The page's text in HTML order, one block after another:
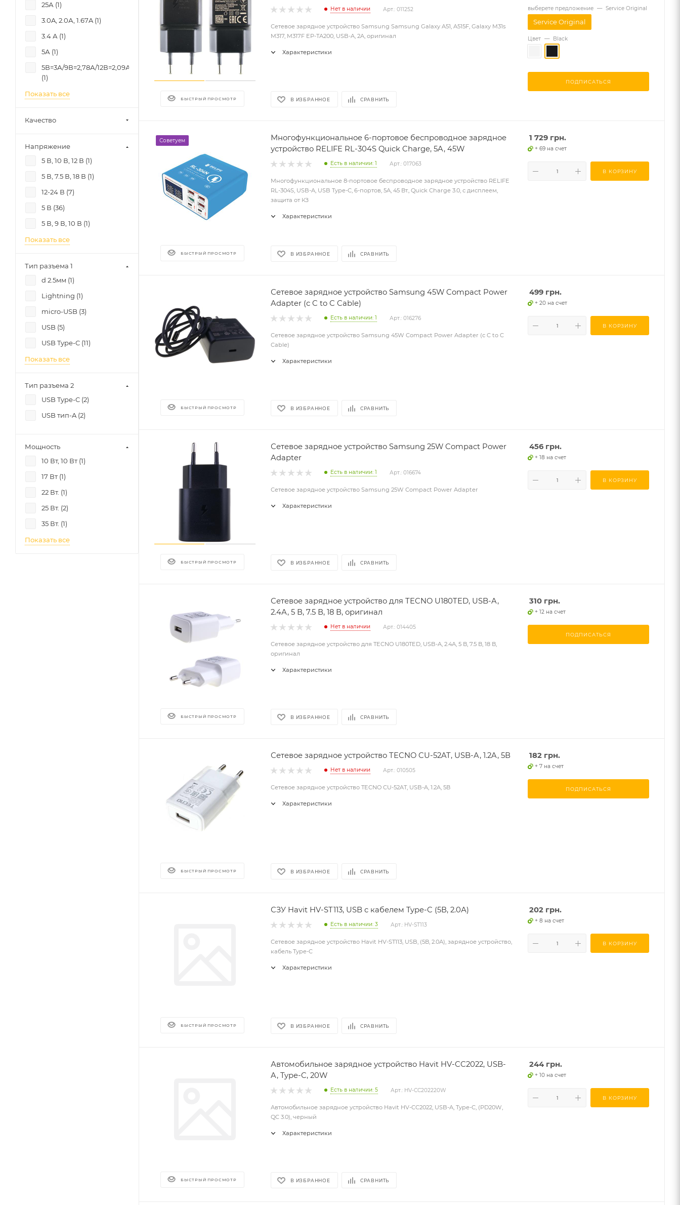
БЫСТРЫЙ ПРОСМОТР
Нет в наличии Арт.: 011252
Сетевое зарядное устройство Samsung Samsung Galaxy A51, A515F, Galaxy M31s
M317, M317F EP-TA200, USB-A, 2A, оригинал
Характеристики
В ИЗБРАННОЕ СРАВНИТЬ
выберете предложение — Service Original
Service Original
Цвет — Black
ПОДПИСАТЬСЯ
Советуем
БЫСТРЫЙ ПРОСМОТР
Многофункциональное 6-портовое беспроводное зарядное
устройство RELIFE RL-304S Quick Charge, 5A, 45W
Есть в наличии: 1 Арт.: 017063
Многофункциональное 8-портовое беспроводное зарядное устройство RELIFE
RL-304S, USB-A, USB Type-C, 6-портов, 5А, 45 Вт., Quick Charge 3.0, с дисплеем,
защита от КЗ
Характеристики
В ИЗБРАННОЕ СРАВНИТЬ
1 729 грн.
+ 69 на счет
В КОРЗИНУ
БЫСТРЫЙ ПРОСМОТР
Сетевое зарядное устройство Samsung 45W Compact Power
Adapter (с C to C Cable)
Есть в наличии: 1 Арт.: 016276
Сетевое зарядное устройство Samsung 45W Compact Power Adapter (с C to C
Cable)
Характеристики
В ИЗБРАННОЕ СРАВНИТЬ
499 грн.
+ 20 на счет
В КОРЗИНУ
БЫСТРЫЙ ПРОСМОТР
Сетевое зарядное устройство Samsung 25W Compact Power
Adapter
Есть в наличии: 1 Арт.: 016674
Сетевое зарядное устройство Samsung 25W Compact Power Adapter
Характеристики
В ИЗБРАННОЕ СРАВНИТЬ
456 грн.
+ 18 на счет
В КОРЗИНУ
БЫСТРЫЙ ПРОСМОТР
Сетевое зарядное устройство для TECNO U180TED, USB-A,
2.4А, 5 В, 7.5 В, 18 В, оригинал
Нет в наличии Арт.: 014405
Сетевое зарядное устройство для TECNO U180TED, USB-A, 2.4А, 5 В, 7.5 В, 18 В,
оригинал
Характеристики
В ИЗБРАННОЕ СРАВНИТЬ
310 грн.
+ 12 на счет
ПОДПИСАТЬСЯ
БЫСТРЫЙ ПРОСМОТР
Сетевое зарядное устройство TECNO CU-52AT, USB-A, 1.2A, 5В
Нет в наличии Арт.: 010505
Сетевое зарядное устройство TECNO CU-52AT, USB-A, 1.2A, 5В
Характеристики
В ИЗБРАННОЕ СРАВНИТЬ
182 грн.
+ 7 на счет
ПОДПИСАТЬСЯ
БЫСТРЫЙ ПРОСМОТР
СЗУ Havit HV-ST113, USB с кабелем Type-C (5В, 2.0А)
Есть в наличии: 3 Арт.: HV-ST113
Сетевое зарядное устройство Havit HV-ST113, USB, (5В, 2.0А), зарядное устройство,
кабель Type-C
Характеристики
В ИЗБРАННОЕ СРАВНИТЬ
202 грн.
+ 8 на счет
В КОРЗИНУ
БЫСТРЫЙ ПРОСМОТР
Автомобильное зарядное устройство Havit HV-CC2022, USB-
A, Type-C, 20W
Есть в наличии: 5 Арт.: HV-CC202220W
Автомобильное зарядное устройство Havit HV-CC2022, USB-A, Type-C, (PD20W,
QC 3.0), черный
Характеристики
В ИЗБРАННОЕ СРАВНИТЬ
244 грн.
+ 10 на счет
В КОРЗИНУ
25А (1)
3.0A, 2.0А, 1.67A (1)
3.4 А (1)
5А (1)
5В=3А/9В=2,78А/12В=2,09А
(1)
Показать все
Качество
Напряжение
5 В, 10 В, 12 В (1)
5 В, 7.5 В, 18 В (1)
12-24 В (7)
5 В (36)
5 В, 9 В, 10 В (1)
Показать все
Тип разъема 1
d 2.5мм (1)
Lightning (1)
micro-USB (3)
USB (5)
USB Type-C (11)
Показать все
Тип разъема 2
USB Type-C (2)
USB тип-A (2)
Мощность
10 Вт, 10 Вт (1)
17 Вт (1)
22 Вт. (1)
25 Вт. (2)
35 Вт. (1)
Показать все